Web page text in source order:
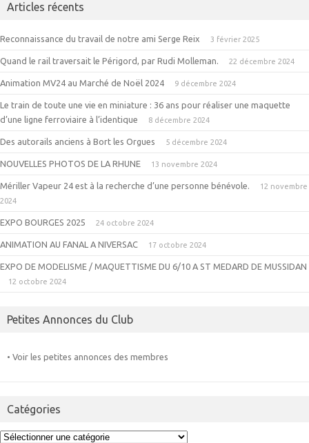
Articles récents
Reconnaissance du travail de notre ami Serge Reix 3 février 2025
Quand le rail traversait le Périgord, par Rudi Molleman. 22 décembre 2024
Animation MV24 au Marché de Noël 2024 9 décembre 2024
Le train de toute une vie en miniature : 36 ans pour réaliser une maquette
d’une ligne ferroviaire à l’identique
8 décembre 2024
Des autorails anciens à Bort les Orgues 5 décembre 2024
NOUVELLES PHOTOS DE LA RHUNE 13 novembre 2024
Mériller Vapeur 24 est à la recherche d’une personne bénévole.
12 novembre
2024
EXPO BOURGES 2025 24 octobre 2024
ANIMATION AU FANAL A NIVERSAC 17 octobre 2024
EXPO DE MODELISME / MAQUETTISME DU 6/10 A ST MEDARD DE MUSSIDAN
12 octobre 2024
Petites Annonces du Club
• Voir les petites annonces des membres
Catégories
Catégories